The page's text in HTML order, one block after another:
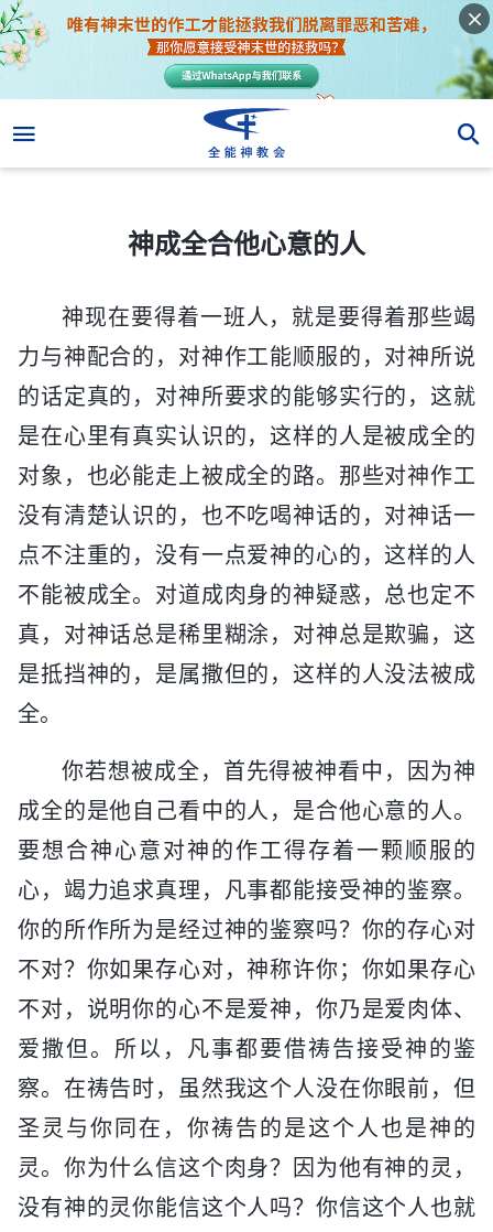
神成全合他心意的人
神现在要得着一班人，就是要得着那些竭
力与神配合的，对神作工能顺服的，对神所说
的话定真的，对神所要求的能够实行的，这就
是在心里有真实认识的，这样的人是被成全的
对象，也必能走上被成全的路。那些对神作工
没有清楚认识的，也不吃喝神话的，对神话一
点不注重的，没有一点爱神的心的，这样的人
不能被成全。对道成肉身的神疑惑，总也定不
真，对神话总是稀里糊涂，对神总是欺骗，这
是抵挡神的，是属撒但的，这样的人没法被成
全。
你若想被成全，首先得被神看中，因为神
成全的是他自己看中的人，是合他心意的人。
要想合神心意对神的作工得存着一颗顺服的
心，竭力追求真理，凡事都能接受神的鉴察。
你的所作所为是经过神的鉴察吗？你的存心对
不对？你如果存心对，神称许你；你如果存心
不对，说明你的心不是爱神，你乃是爱肉体、
爱撒但。所以，凡事都要借祷告接受神的鉴
察。在祷告时，虽然我这个人没在你眼前，但
圣灵与你同在，你祷告的是这个人也是神的
灵。你为什么信这个肉身？因为他有神的灵，
没有神的灵你能信这个人吗？你信这个人也就